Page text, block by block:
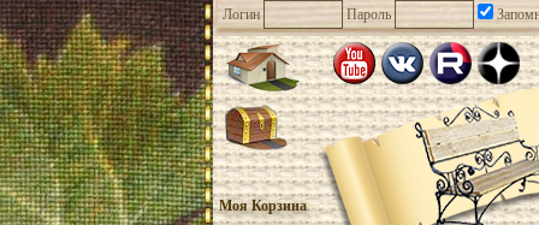
Логин Пароль
Моя Корзина